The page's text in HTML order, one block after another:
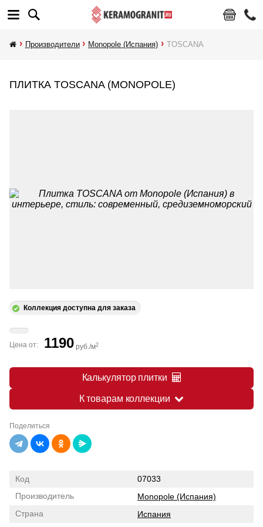
Производители Monopole (Испания) TOSCANA
ПЛИТКА TOSCANA (MONOPOLE)
Коллекция доступна для заказа
Цена от: 1190 руб./м2
Калькулятор плитки
К товарам коллекции
Поделиться
Код
07033
Производитель
Monopole (Испания)
Страна
Испания